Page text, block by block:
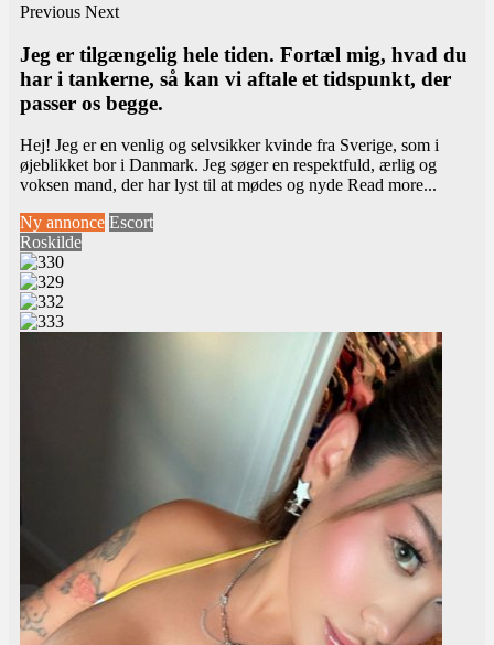
Previous Next
Jeg er tilgængelig hele tiden. Fortæl mig, hvad du
har i tankerne, så kan vi aftale et tidspunkt, der
passer os begge.
Hej! Jeg er en venlig og selvsikker kvinde fra Sverige, som i
øjeblikket bor i Danmark. Jeg søger en respektfuld, ærlig og
voksen mand, der har lyst til at mødes og nyde Read more...
Ny annonce Escort
Roskilde